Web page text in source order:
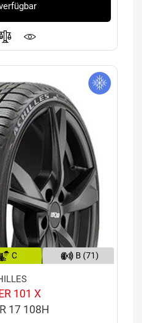
C B (71)
101 X
17 108H